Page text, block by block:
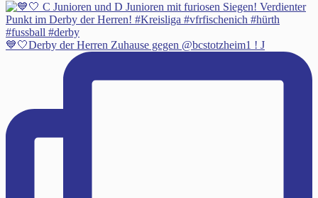
💙🤍Derby der Herren Zuhause gegen @bcstotzheim1 ! J